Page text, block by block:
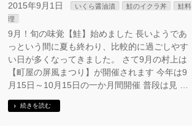
2015年9月1日 いくら醤油漬 鮭のイクラ丼
鮭料
理
9月！旬の味覚【鮭】始めました 長いようであ
っという間に夏も終わり、比較的に過ごしやす
い日が多くなってきました。 さて9月の村上は
【町屋の屏風まつり】が開催されます 今年は9
月15日～10月15日の一か月間開催 普段は見 …
続きを読む